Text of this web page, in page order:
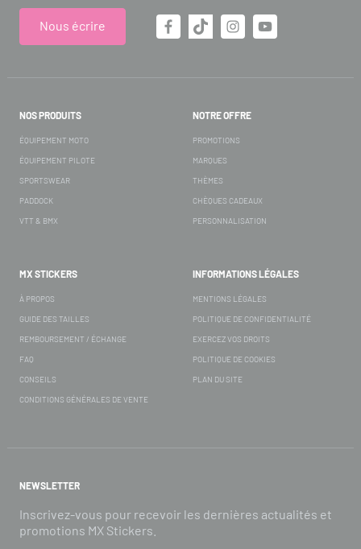
Nous écrire
NOS PRODUITS
ÉQUIPEMENT MOTO
ÉQUIPEMENT PILOTE
SPORTSWEAR
PADDOCK
VTT & BMX
NOTRE OFFRE
PROMOTIONS
MARQUES
THÈMES
CHÈQUES CADEAUX
PERSONNALISATION
MX STICKERS
À PROPOS
GUIDE DES TAILLES
REMBOURSEMENT / ÉCHANGE
FAQ
CONSEILS
CONDITIONS GÉNÉRALES DE VENTE
INFORMATIONS LÉGALES
MENTIONS LÉGALES
POLITIQUE DE CONFIDENTIALITÉ
EXERCEZ VOS DROITS
POLITIQUE DE COOKIES
PLAN DU SITE
NEWSLETTER
Inscrivez-vous pour recevoir les dernières actualités et
promotions MX Stickers.